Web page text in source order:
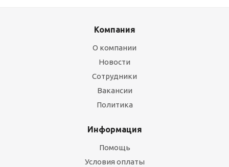
Компания
О компании
Новости
Сотрудники
Вакансии
Политика
Информация
Помощь
Условия оплаты